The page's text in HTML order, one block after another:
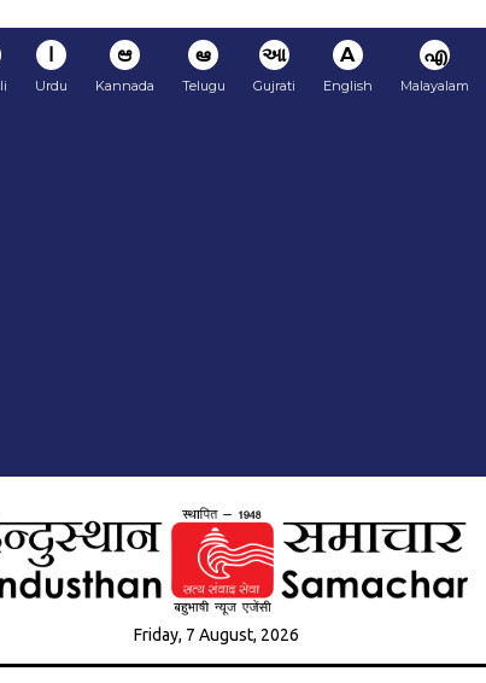
ا
Urdu
ಆ
Kannada
ఆ
Telugu
આ
Gujrati
A
English
എ
Malayalam
Friday, 7 August, 2026